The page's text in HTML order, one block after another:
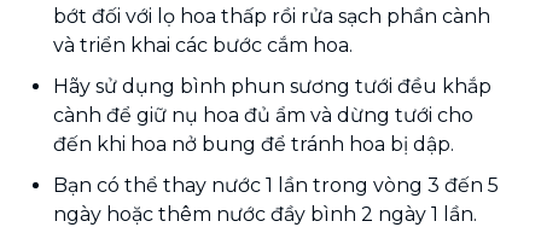
bớt đối với lọ hoa thấp rồi rửa sạch phần cành
và triển khai các bước cắm hoa.
Hãy sử dụng bình phun sương tưới đều khắp
cành để giữ nụ hoa đủ ẩm và dừng tưới cho
đến khi hoa nở bung để tránh hoa bị dập.
Bạn có thể thay nước 1 lần trong vòng 3 đến 5
ngày hoặc thêm nước đầy bình 2 ngày 1 lần.